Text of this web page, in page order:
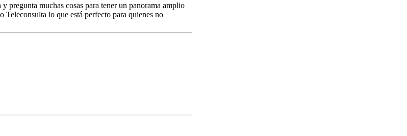
pregunta muchas cosas para tener un panorama amplio
lo que está perfecto para quienes no